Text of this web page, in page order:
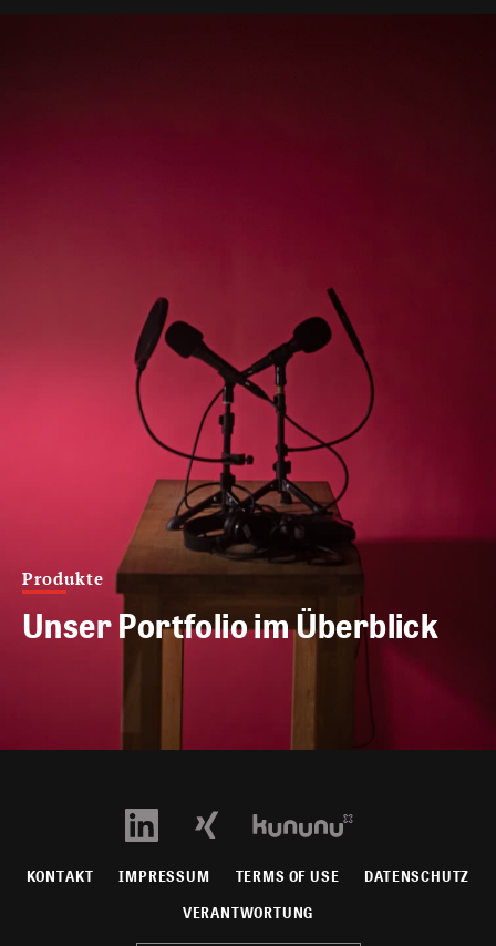
Produkte
Unser Portfolio im Überblick
KONTAKT IMPRESSUM TERMS OF USE DATENSCHUTZ
VERANTWORTUNG